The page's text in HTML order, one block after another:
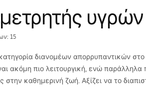
ντουζίερας
ΔΑΠΕΔΟΥ
15
διανομέων απορρυπαντικών
ακόμη πιο λειτουργική, ενώ
στην καθημερινή ζωή. Αξίζει να το